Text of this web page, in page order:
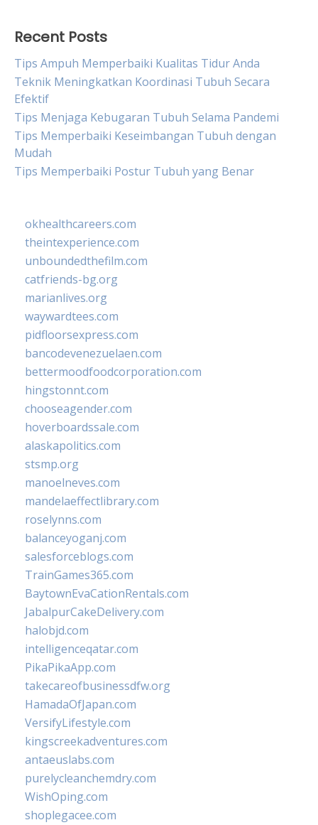
Recent Posts
Tips Ampuh Memperbaiki Kualitas Tidur Anda
Teknik Meningkatkan Koordinasi Tubuh Secara
Efektif
Tips Menjaga Kebugaran Tubuh Selama Pandemi
Tips Memperbaiki Keseimbangan Tubuh dengan
Mudah
Tips Memperbaiki Postur Tubuh yang Benar
okhealthcareers.com
theintexperience.com
unboundedthefilm.com
catfriends-bg.org
marianlives.org
waywardtees.com
pidfloorsexpress.com
bancodevenezuelaen.com
bettermoodfoodcorporation.com
hingstonnt.com
chooseagender.com
hoverboardssale.com
alaskapolitics.com
stsmp.org
manoelneves.com
mandelaeffectlibrary.com
roselynns.com
balanceyoganj.com
salesforceblogs.com
TrainGames365.com
BaytownEvaCationRentals.com
JabalpurCakeDelivery.com
halobjd.com
intelligenceqatar.com
PikaPikaApp.com
takecareofbusinessdfw.org
HamadaOfJapan.com
VersifyLifestyle.com
kingscreekadventures.com
antaeuslabs.com
purelycleanchemdry.com
WishOping.com
shoplegacee.com